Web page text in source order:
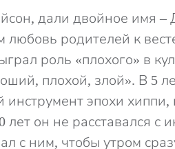
дали двойное имя –
любовь родителей к
роль «плохого» в
плохой, злой». В 5
эпохи хиппи,
он не расставался с
с ним, чтобы утром